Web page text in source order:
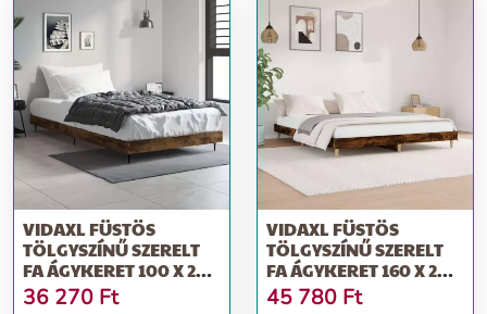
VIDAXL FÜSTÖS
TÖLGYSZÍNŰ SZERELT
FA ÁGYKERET 100 X 200
CM
36 270 Ft
VIDAXL FÜSTÖS
TÖLGYSZÍNŰ SZERELT
FA ÁGYKERET 160 X 200
CM
45 780 Ft